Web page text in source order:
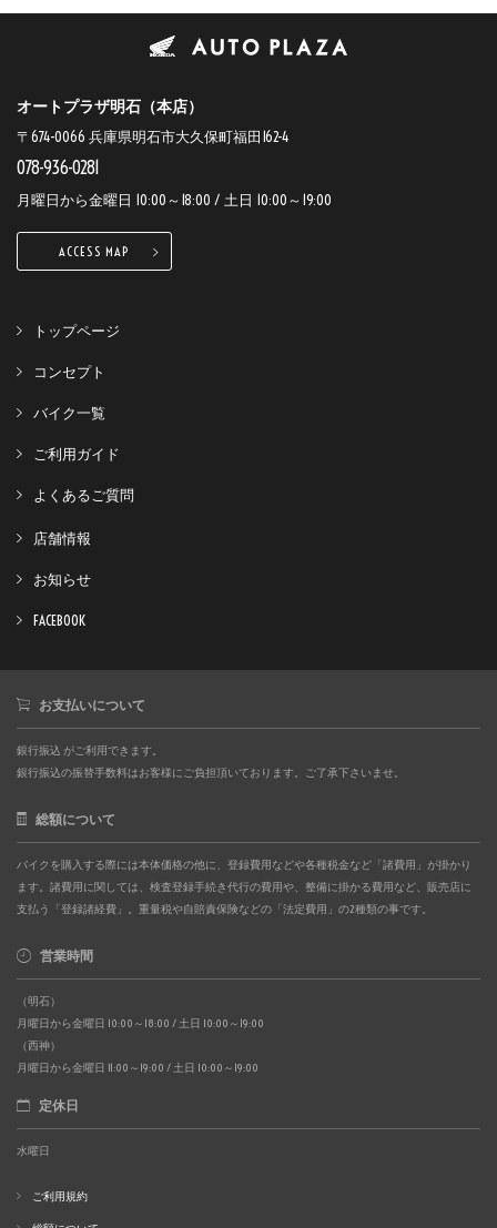
オートプラザ明石（本店）
〒674-0066 兵庫県明石市大久保町福田162-4
078-936-0281
月曜日から金曜日 10:00～18:00 / 土日 10:00～19:00
ACCESS MAP
トップページ
コンセプト
バイク一覧
ご利用ガイド
よくあるご質問
店舗情報
お知らせ
FACEBOOK
お支払いについて
銀行振込 がご利用できます。
銀行振込の振替手数料はお客様にご負担頂いております。ご了承下さいませ。
総額について
バイクを購入する際には本体価格の他に、登録費用などや各種税金など「諸費用」が掛かり
ます。諸費用に関しては、検査登録手続き代行の費用や、整備に掛かる費用など、販売店に
支払う「登録諸経費」。重量税や自賠責保険などの「法定費用」の2種類の事です。
営業時間
（明石）
月曜日から金曜日 10:00～18:00 / 土日 10:00～19:00
（西神）
月曜日から金曜日 11:00～19:00 / 土日 10:00～19:00
定休日
水曜日
ご利用規約